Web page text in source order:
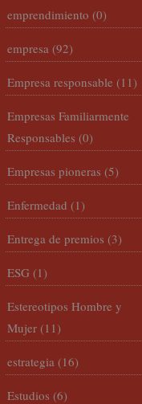
emprendimiento (0)
empresa (92)
Empresa responsable (11)
Empresas Familiarmente
Responsables (0)
Empresas pioneras (5)
Enfermedad (1)
Entrega de premios (3)
ESG (1)
Estereotipos Hombre y
Mujer (11)
estrategia (16)
Estudios (6)